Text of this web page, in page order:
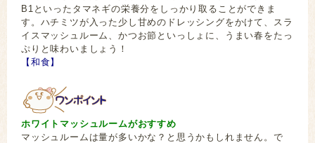
B1といったタマネギの栄養分をしっかり取ることができま
す。ハチミツが入った少し甘めのドレッシングをかけて、スラ
イスマッシュルーム、かつお節といっしょに、うまい春をたっ
ぷりと味わいましょう！
【和食】
ホワイトマッシュルームがおすすめ
マッシュルームは量が多いかな？と思うかもしれません。で